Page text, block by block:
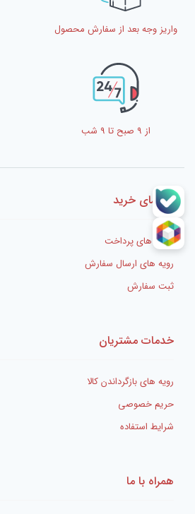
واریز وجه بعد از سفارش محصول
از 9 صبح تا 9 شب
راهنمای خرید
شیوه های پرداخت
رویه های ارسال سفارش
ثبت سفارش
خدمات مشتریان
رویه های بازگرداندن کالا
حریم خصوصی
شرایط استفاده
همراه با ما